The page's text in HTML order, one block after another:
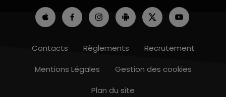
Contacts Règlements
Recrutement
Mentions Légales
Gestion des cookies
Plan du site